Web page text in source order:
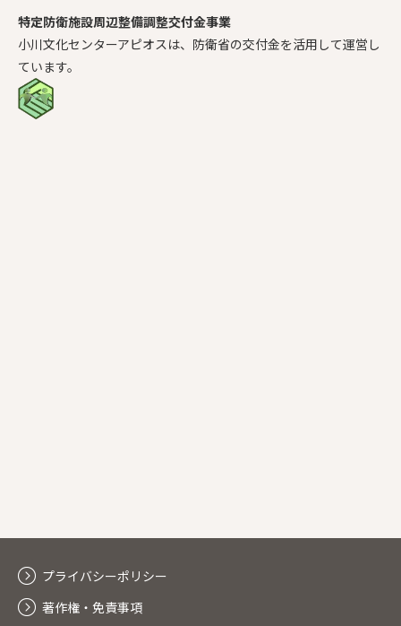
特定防衛施設周辺整備調整交付金事業
小川文化センターアピオスは、防衛省の交付金を活用して運営し
ています。
プライバシーポリシー
著作権・免責事項